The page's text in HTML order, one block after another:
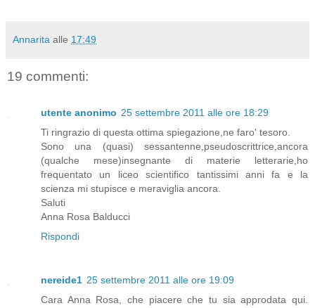
Annarita alle 17:49
19 commenti:
utente anonimo 25 settembre 2011 alle ore 18:29
Ti ringrazio di questa ottima spiegazione,ne faro' tesoro.
Sono una (quasi) sessantenne,pseudoscrittrice,ancora
(qualche mese)insegnante di materie letterarie,ho
frequentato un liceo scientifico tantissimi anni fa e la
scienza mi stupisce e meraviglia ancora.
Saluti
Anna Rosa Balducci
Rispondi
nereide1 25 settembre 2011 alle ore 19:09
Cara Anna Rosa, che piacere che tu sia approdata qui.